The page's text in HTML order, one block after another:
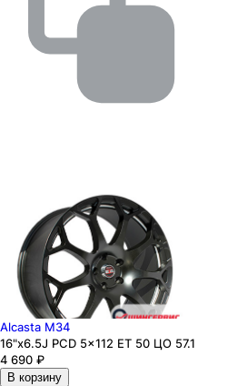
Alcasta M34
16"x6.5J PCD 5x112 ЕТ 50 ЦО 57.1
4 690 ₽
В корзину